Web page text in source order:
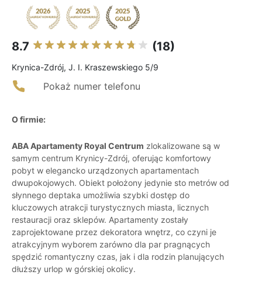
8.7 (18)
Krynica-Zdrój, J. I. Kraszewskiego 5/9
Pokaż numer telefonu
O firmie:
ABA Apartamenty Royal Centrum zlokalizowane są w
samym centrum Krynicy-Zdrój, oferując komfortowy
pobyt w elegancko urządzonych apartamentach
dwupokojowych. Obiekt położony jedynie sto metrów od
słynnego deptaka umożliwia szybki dostęp do
kluczowych atrakcji turystycznych miasta, licznych
restauracji oraz sklepów. Apartamenty zostały
zaprojektowane przez dekoratora wnętrz, co czyni je
atrakcyjnym wyborem zarówno dla par pragnących
spędzić romantyczny czas, jak i dla rodzin planujących
dłuższy urlop w górskiej okolicy.